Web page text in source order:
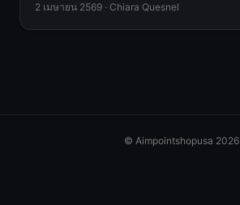
2 เมษายน 2569 · Chiara Quesnel
© Aimpointshopusa 2026